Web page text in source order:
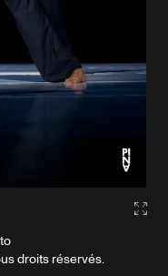
droits réservés.